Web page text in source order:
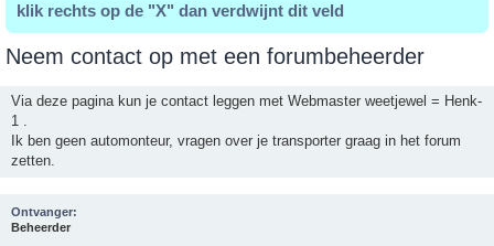
klik rechts op de "X" dan verdwijnt dit veld
Neem contact op met een forumbeheerder
Via deze pagina kun je contact leggen met Webmaster weetjewel = Henk-
1 .
Ik ben geen automonteur, vragen over je transporter graag in het forum
zetten.
Ontvanger:
Beheerder